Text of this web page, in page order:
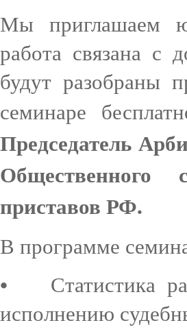
Мы приглашаем
работа связана с
будут разобраны
семинаре
Председатель
Общественного
приставов РФ.
В программе
•
Статистика
исполнению